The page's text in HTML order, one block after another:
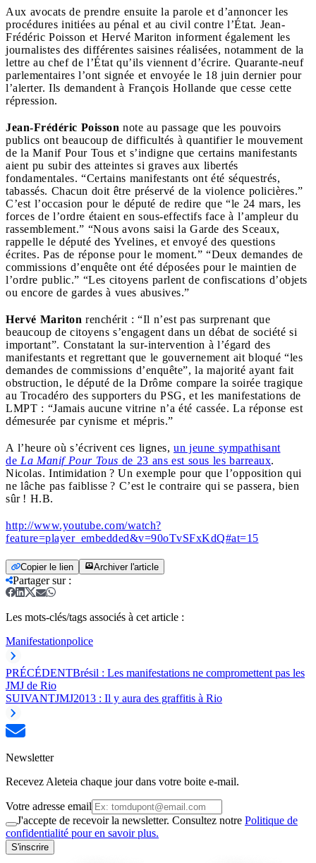
Aux avocats de prendre ensuite la parole et d’annoncer les
procédures initiées au pénal et au civil contre l’État. Jean-
Frédéric Poisson et Hervé Mariton informent également les
journalistes des différentes saisines réalisées, notamment de la
lettre au chef de l’État qu’ils viennent d’écrire. Quarante-neuf
parlementaires l’ont signée et envoyée le 18 juin dernier pour
l’alerter. Ils demandent à François Hollande que cesse cette
répression.
Jean-Frédéric Poisson note au passage que les pouvoirs
publics ont beaucoup de difficultés à quantifier le mouvement
de la Manif Pour Tous et s’indigne que certains manifestants
aient pu subir des atteintes si graves aux libertés
fondamentales. “Certains manifestants ont été séquestrés,
tabassés. Chacun doit être préservé de la violence policières.”
C’est l’occasion pour le député de redire que “le 24 mars, les
forces de l’ordre étaient en sous-effectifs face à l’ampleur du
rassemblement.” “Nous avons saisi la Garde des Sceaux,
rappelle le député des Yvelines, et envoyé des questions
écrites. Pas de réponse pour le moment.” “Deux demandes de
commissions d’enquête ont été déposées pour le maintien de
l’ordre public.” “Les citoyens parlent de confiscations d’objets
ou encore de gardes à vues abusives.”
Hervé Mariton renchérit : “Il n’est pas surprenant que
beaucoup de citoyens s’engagent dans un débat de société si
important”. Constatant la sur-intervention à l’égard des
manifestants et regrettant que le gouvernement ait bloqué “les
demandes de commissions d’enquête”, la majorité ayant fait
obstruction, le député de la Drôme compare la soirée tragique
au Trocadéro des supporters du PSG, et les manifestations de
LMPT : “Jamais aucune vitrine n’a été cassée. La réponse est
démesurée par cynisme et mépris.”
A l’heure où s’écrivent ces lignes, un jeune sympathisant
de La Manif Pour Tous de 23 ans est sous les barreaux.
Nicolas. Intimidation ? Un exemple pour que l’opposition qui
ne lâche pas faiblisse ? C’est le contraire qui se passera, bien
sûr ! H.B.
http://www.youtube.com/watch?
feature=player_embedded&v=90oTvSFxKdQ#at=15
Copier le lien Archiver l'article
Partager sur:
Les mots-clés/tags associés à cet article :
Manifestationpolice
PRÉCÉDENTBrésil : Les manifestations ne compromettent pas les
JMJ de Rio
SUIVANTJMJ2013 : Il y aura des graffitis à Rio
Newsletter
Recevez Aleteia chaque jour dans votre boite e-mail.
Votre adresse email
J'accepte de recevoir la newsletter. Consultez notre Politique de
confidentialité pour en savoir plus.
S'inscrire